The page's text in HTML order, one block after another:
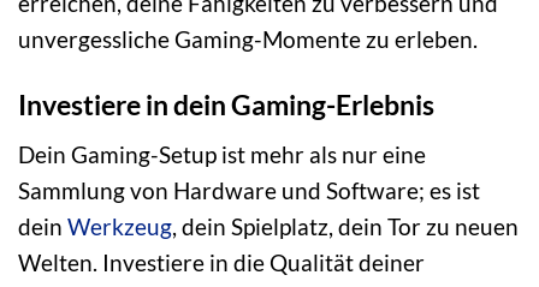
unvergessliche Gaming-Momente zu erleben.
Investiere in dein Gaming-Erlebnis
Dein Gaming-Setup ist mehr als nur eine
Sammlung von Hardware und Software; es ist
dein Werkzeug, dein Spielplatz, dein Tor zu neuen
Welten. Investiere in die Qualität deiner